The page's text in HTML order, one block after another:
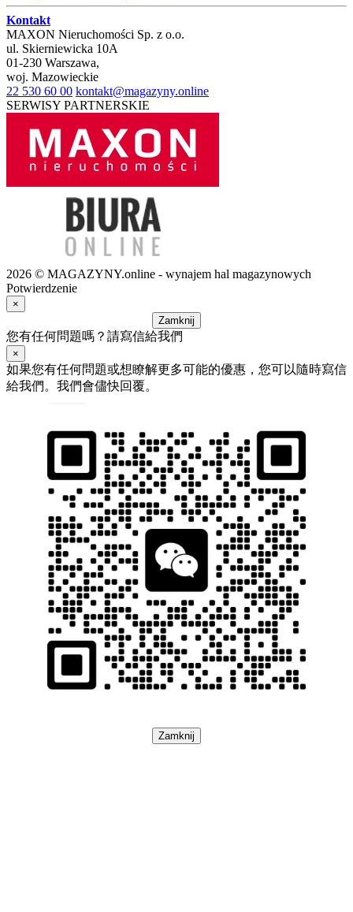
Kontakt
MAXON Nieruchomości Sp. z o.o.
ul. Skierniewicka 10A
01-230 Warszawa,
woj. Mazowieckie
22 530 60 00 kontakt@magazyny.online
SERWISY PARTNERSKIE
2026 © MAGAZYNY.online - wynajem hal magazynowych
Potwierdzenie
×
Zamknij
您有任何問題嗎？請寫信給我們
×
如果您有任何問題或想瞭解更多可能的優惠，您可以隨時寫信
給我們。我們會儘快回覆。
Zamknij